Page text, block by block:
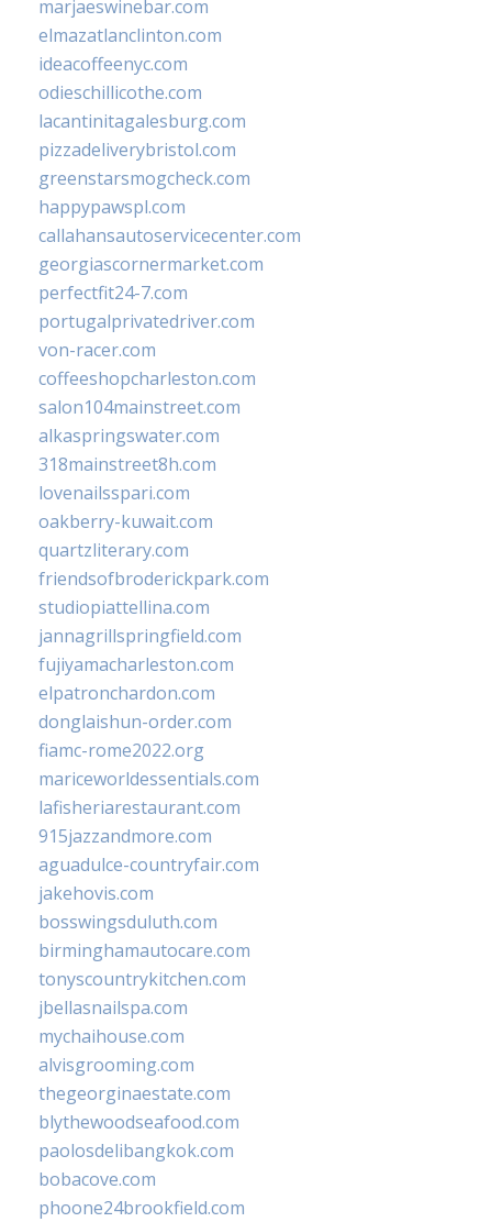
marjaeswinebar.com
elmazatlanclinton.com
ideacoffeenyc.com
odieschillicothe.com
lacantinitagalesburg.com
pizzadeliverybristol.com
greenstarsmogcheck.com
happypawspl.com
callahansautoservicecenter.com
georgiascornermarket.com
perfectfit24-7.com
portugalprivatedriver.com
von-racer.com
coffeeshopcharleston.com
salon104mainstreet.com
alkaspringswater.com
318mainstreet8h.com
lovenailsspari.com
oakberry-kuwait.com
quartzliterary.com
friendsofbroderickpark.com
studiopiattellina.com
jannagrillspringfield.com
fujiyamacharleston.com
elpatronchardon.com
donglaishun-order.com
fiamc-rome2022.org
mariceworldessentials.com
lafisheriarestaurant.com
915jazzandmore.com
aguadulce-countryfair.com
jakehovis.com
bosswingsduluth.com
birminghamautocare.com
tonyscountrykitchen.com
jbellasnailspa.com
mychaihouse.com
alvisgrooming.com
thegeorginaestate.com
blythewoodseafood.com
paolosdelibangkok.com
bobacove.com
phoone24brookfield.com